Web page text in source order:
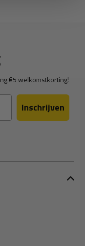
€5 welkomstkorting!
Inschrijven